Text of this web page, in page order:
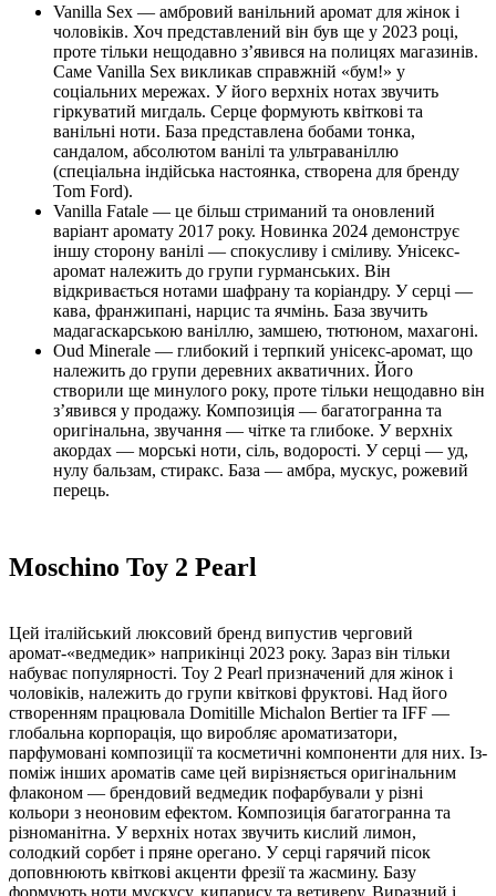
Vanilla Sex — амбровий ванільний аромат для жінок і
чоловіків. Хоч представлений він був ще у 2023 році,
проте тільки нещодавно зʼявився на полицях магазинів.
Саме Vanilla Sex викликав справжній «бум!» у
соціальних мережах. У його верхніх нотах звучить
гіркуватий мигдаль. Серце формують квіткові та
ванільні ноти. База представлена бобами тонка,
сандалом, абсолютом ванілі та ультраваніллю
(спеціальна індійська настоянка, створена для бренду
Tom Ford).
Vanilla Fatale — це більш стриманий та оновлений
варіант аромату 2017 року. Новинка 2024 демонструє
іншу сторону ванілі — спокусливу і сміливу. Унісекс-
аромат належить до групи гурманських. Він
відкривається нотами шафрану та коріандру. У серці —
кава, франжипані, нарцис та ячмінь. База звучить
мадагаскарською ваніллю, замшею, тютюном, махагоні.
Oud Minerale — глибокий і терпкий унісекс-аромат, що
належить до групи деревних акватичних. Його
створили ще минулого року, проте тільки нещодавно він
зʼявився у продажу. Композиція — багатогранна та
оригінальна, звучання — чітке та глибоке. У верхніх
акордах — морські ноти, сіль, водорості. У серці — уд,
нулу бальзам, стиракс. База — амбра, мускус, рожевий
перець.
Moschino Toy 2 Pearl
Цей італійський люксовий бренд випустив черговий
аромат-«ведмедик» наприкінці 2023 року. Зараз він тільки
набуває популярності. Toy 2 Pearl призначений для жінок і
чоловіків, належить до групи квіткові фруктові. Над його
створенням працювала Domitille Michalon Bertier та IFF —
глобальна корпорація, що виробляє ароматизатори,
парфумовані композиції та косметичні компоненти для них. Із-
поміж інших ароматів саме цей вирізняється оригінальним
флаконом — брендовий ведмедик пофарбували у різні
кольори з неоновим ефектом. Композиція багатогранна та
різноманітна. У верхніх нотах звучить кислий лимон,
солодкий сорбет і пряне орегано. У серці гарячий пісок
доповнюють квіткові акценти фрезії та жасмину. Базу